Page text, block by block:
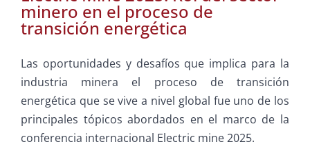
minero en el proceso de
transición energética
Las oportunidades y desafíos que implica para la
industria minera el proceso de transición
energética que se vive a nivel global fue uno de los
principales tópicos abordados en el marco de la
conferencia internacional Electric mine 2025.